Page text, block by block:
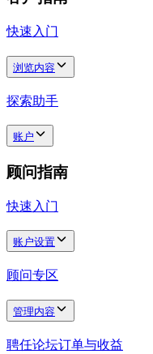
快速入门
浏览内容
探索助手
账户
顾问指南
快速入门
账户设置
顾问专区
管理内容
聘任论坛订单与收益